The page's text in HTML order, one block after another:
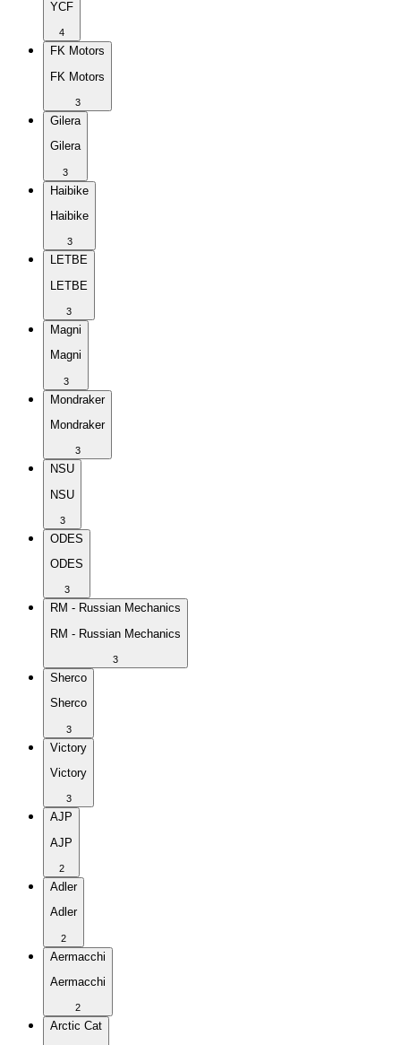
YCF
4
FK Motors
FK Motors
3
Gilera
Gilera
3
Haibike
Haibike
3
LETBE
LETBE
3
Magni
Magni
3
Mondraker
Mondraker
3
NSU
NSU
3
ODES
ODES
3
RM - Russian Mechanics
RM - Russian Mechanics
3
Sherco
Sherco
3
Victory
Victory
3
AJP
AJP
2
Adler
Adler
2
Aermacchi
Aermacchi
2
Arctic Cat